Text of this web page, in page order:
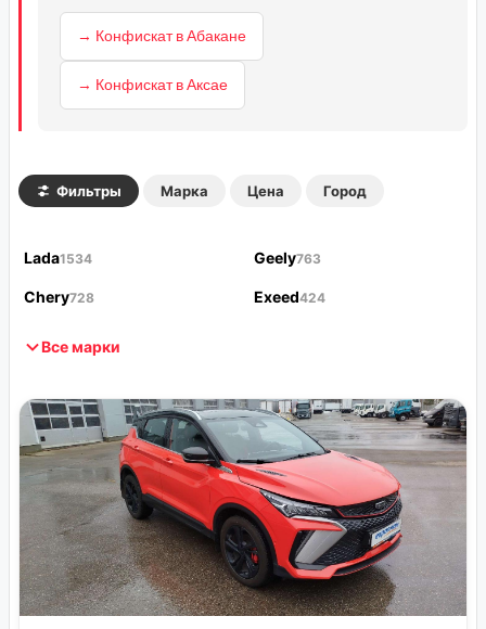
→ Конфискат в Абакане
→ Конфискат в Аксае
Фильтры Марка Цена Город
Lada1534 Geely763
Chery728 Exeed424
Все марки